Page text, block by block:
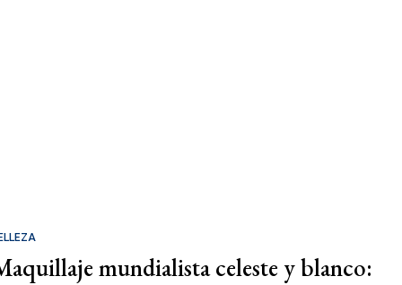
mundialista celeste y blanco: